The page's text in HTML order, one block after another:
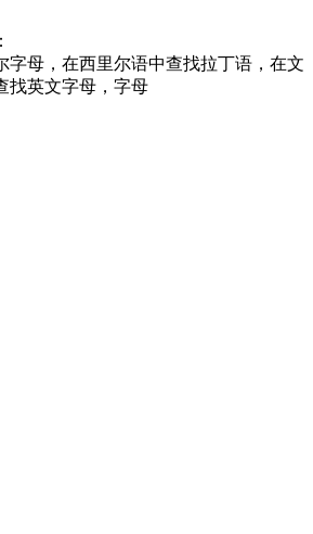
字母，在西里尔语中查找拉丁语，在文
找英文字母，字母